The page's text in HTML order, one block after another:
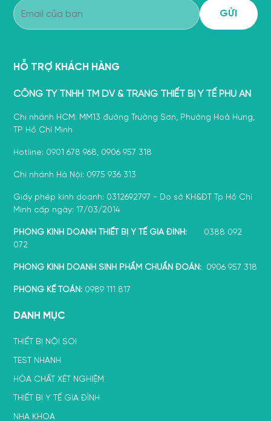
HỖ TRỢ KHÁCH HÀNG
CÔNG TY TNHH TM DV & TRANG THIẾT BỊ Y TẾ PHÚ AN
Chi nhánh HCM: MM13 đường Trường Sơn, Phường Hoà Hưng,
TP Hồ Chí Minh
Hotline: 0901 678 968, 0906 957 318
Chi nhánh Hà Nội: 0975 936 313
Giấy phép kinh doanh: 0312692797 - Do sở KH&ĐT Tp Hồ Chí
Minh cấp ngày: 17/03/2014
PHÒNG KINH DOANH THIẾT BỊ Y TẾ GIA ĐÌNH: 0388 092
072
PHÒNG KINH DOANH SINH PHẨM CHUẨN ĐOÁN: 0906 957 318
PHÒNG KẾ TOÁN: 0989 111 817
DANH MỤC
THIẾT BỊ NỘI SOI
TEST NHANH
HÓA CHẤT XÉT NGHIỆM
THIẾT BỊ Y TẾ GIA ĐÌNH
NHA KHOA